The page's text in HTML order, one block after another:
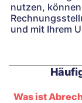
nutzen,
und mit Ihrem
Was ist